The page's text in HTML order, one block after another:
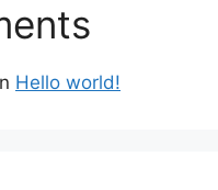
Hello world!